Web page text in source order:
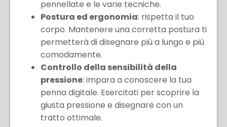
pennellate e le varie tecniche.
Postura ed ergonomia: rispetta il tuo
corpo. Mantenere una corretta postura ti
permetterà di disegnare più a lungo e più
comodamente.
Controllo della sensibilità della
pressione: impara a conoscere la tua
penna digitale. Esercitati per scoprire la
giusta pressione e disegnare con un
tratto ottimale.